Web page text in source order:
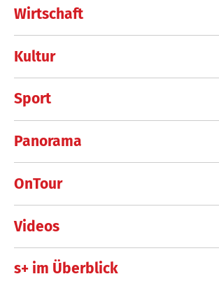
Wirtschaft
Kultur
Sport
Panorama
OnTour
Videos
s+ im Überblick